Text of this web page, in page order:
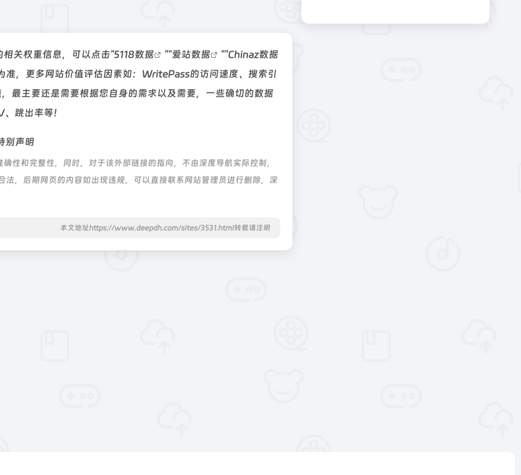
关权重信息，可以点击"5118数据 ""爱站数据 ""Chinaz数据
，更多网站价值评估因素如：WritePass的访问速度、搜索引
最主要还是需要根据您自身的需求以及需要，一些确切的数据
跳出率等！
别声明
性和完整性，同时，对于该外部链接的指向，不由深度导航实际控制，
，后期网页的内容如出现违规，可以直接联系网站管理员进行删除，深
本文地址https://www.deepdh.com/sites/3531.html转载请注明